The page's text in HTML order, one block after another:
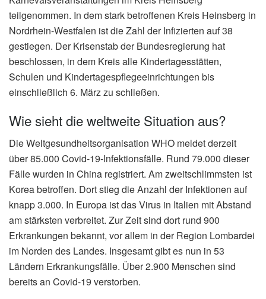
teilgenommen. In dem stark betroffenen Kreis Heinsberg in
Nordrhein-Westfalen ist die Zahl der Infizierten auf 38
gestiegen. Der Krisenstab der Bundesregierung hat
beschlossen, in dem Kreis alle Kindertagesstätten,
Schulen und Kindertagespflegeeinrichtungen bis
einschließlich 6. März zu schließen.
Wie sieht die weltweite Situation aus?
Die Weltgesundheitsorganisation WHO meldet derzeit
über 85.000 Covid-19-Infektionsfälle. Rund 79.000 dieser
Fälle wurden in China registriert. Am zweitschlimmsten ist
Korea betroffen. Dort stieg die Anzahl der Infektionen auf
knapp 3.000. In Europa ist das Virus in Italien mit Abstand
am stärksten verbreitet. Zur Zeit sind dort rund 900
Erkrankungen bekannt, vor allem in der Region Lombardei
im Norden des Landes. Insgesamt gibt es nun in 53
Ländern Erkrankungsfälle. Über 2.900 Menschen sind
bereits an Covid-19 verstorben.